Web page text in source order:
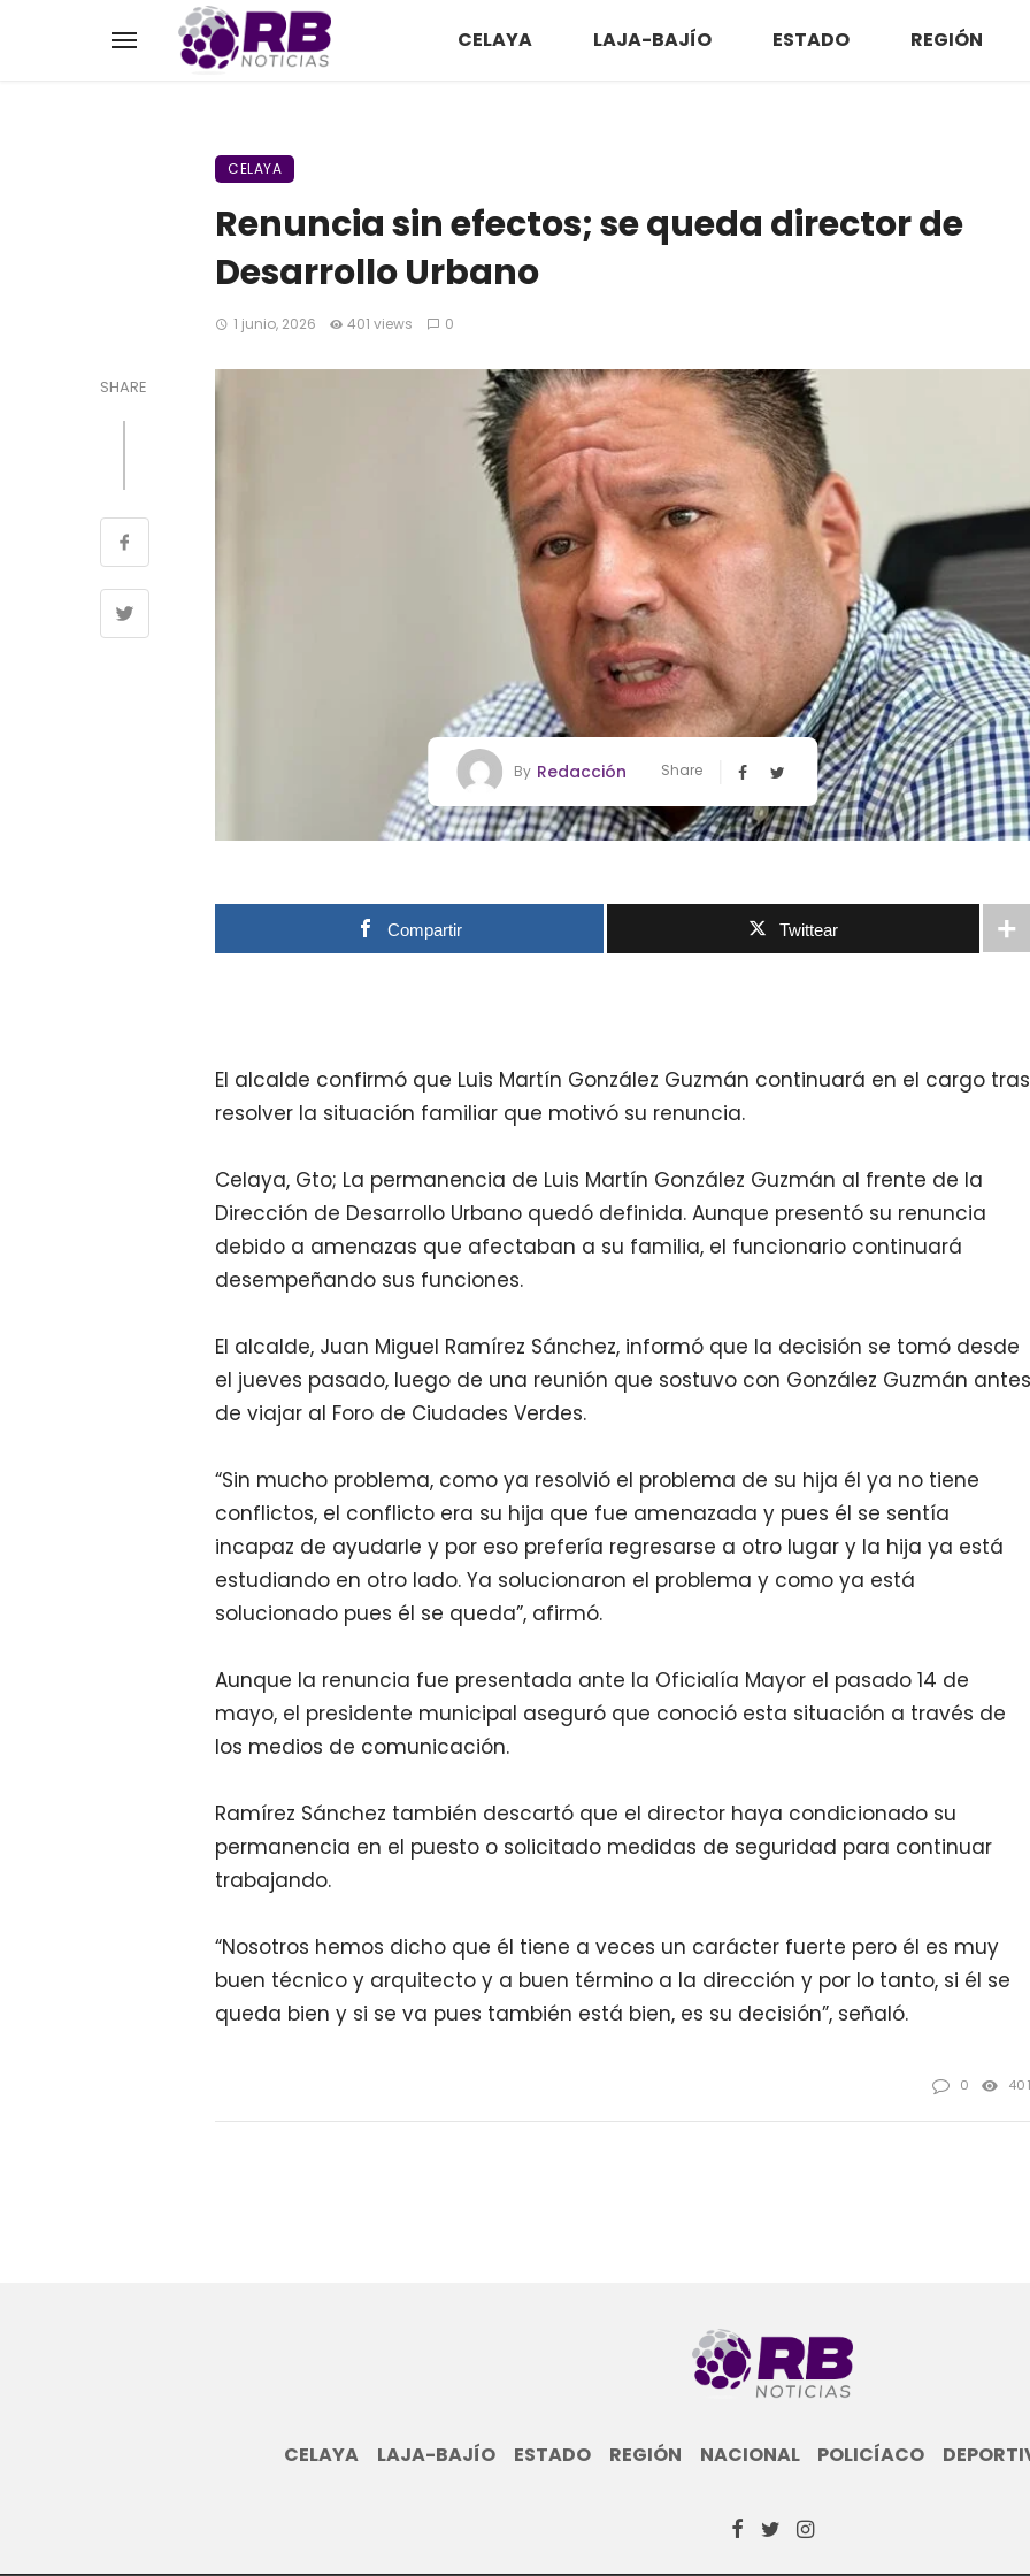
CELAYA LAJA-BAJÍO ESTADO REGIÓN
CELAYA
Renuncia sin efectos; se queda director de
Desarrollo Urbano
1 junio, 2026 401 views 0
SHARE
By Redacción Share
Compartir Twittear
El alcalde confirmó que Luis Martín González Guzmán continuará en el cargo tras
resolver la situación familiar que motivó su renuncia.
Celaya, Gto; La permanencia de Luis Martín González Guzmán al frente de la
Dirección de Desarrollo Urbano quedó definida. Aunque presentó su renuncia
debido a amenazas que afectaban a su familia, el funcionario continuará
desempeñando sus funciones.
El alcalde, Juan Miguel Ramírez Sánchez, informó que la decisión se tomó desde
el jueves pasado, luego de una reunión que sostuvo con González Guzmán antes
de viajar al Foro de Ciudades Verdes.
“Sin mucho problema, como ya resolvió el problema de su hija él ya no tiene
conflictos, el conflicto era su hija que fue amenazada y pues él se sentía
incapaz de ayudarle y por eso prefería regresarse a otro lugar y la hija ya está
estudiando en otro lado. Ya solucionaron el problema y como ya está
solucionado pues él se queda”, afirmó.
Aunque la renuncia fue presentada ante la Oficialía Mayor el pasado 14 de
mayo, el presidente municipal aseguró que conoció esta situación a través de
los medios de comunicación.
Ramírez Sánchez también descartó que el director haya condicionado su
permanencia en el puesto o solicitado medidas de seguridad para continuar
trabajando.
“Nosotros hemos dicho que él tiene a veces un carácter fuerte pero él es muy
buen técnico y arquitecto y a buen término a la dirección y por lo tanto, si él se
queda bien y si se va pues también está bien, es su decisión”, señaló.
0 401
CELAYA LAJA-BAJÍO ESTADO REGIÓN NACIONAL POLICÍACO